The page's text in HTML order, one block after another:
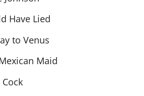
Have Lied
to Venus
Maid
Cock